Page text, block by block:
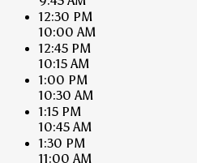
12:30 PM
10:00 AM
12:45 PM
10:15 AM
1:00 PM
10:30 AM
1:15 PM
10:45 AM
1:30 PM
11:00 AM